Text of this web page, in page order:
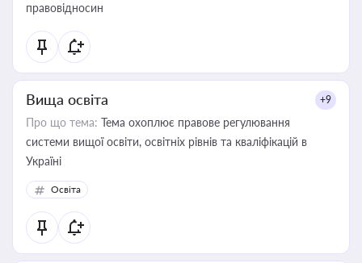
правовідносин
Вища освіта +9
Про що тема: Тема охоплює правове регулювання
системи вищої освіти, освітніх рівнів та кваліфікацій в
Україні
Освіта